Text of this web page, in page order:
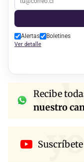
Alertas Boletines
Ver detalle
Recibe
nuestro